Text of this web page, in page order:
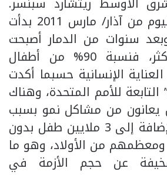
ففي مثل هذا اليوم من آذار/ مارس 2011 بدأت
سنوات من الدمار أصبحت
الأرقام صادمة أكثر، فنسبة 90% من أطفال
الإنسانية حسبما أكدت
للأمم المتحدة، وهناك
من مشاكل نمو بسبب
سوء التغذية، بالإضافة إلى 3 ملايين طفل بدون
من الأولاد، وهو ما
عن حجم الأزمة في